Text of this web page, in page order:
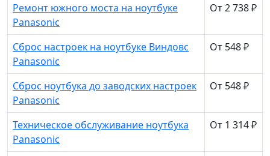
Ремонт южного моста на ноутбуке
Panasonic
От 2 738 ₽
Сброс настроек на ноутбуке Виндовс
Panasonic
От 548 ₽
Сброс ноутбука до заводских настроек
Panasonic
От 548 ₽
Техническое обслуживание ноутбука
Panasonic
От 1 314 ₽